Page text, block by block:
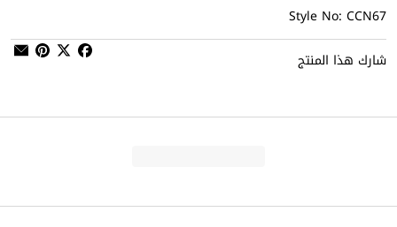
Style No: CCN67
شارك هذا المنتج